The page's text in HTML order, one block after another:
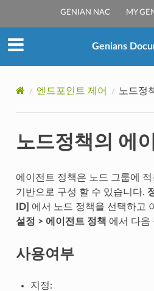
GENIAN NAC MY
Genians
엔드포인트 제어 노드정
노드정책의 에
에이전트 정책은 노드 그룹에
기반으로 구성 할 수 있습니다.
ID]
에서 노드 정책을 선택하고
설정 > 에이전트 정책 에서 다음
사용여부
지정: